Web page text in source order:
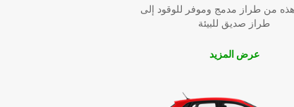
هذه من طراز مدمج وموفر للوقود إلى
طراز صديق للبيئة
عرض المزيد